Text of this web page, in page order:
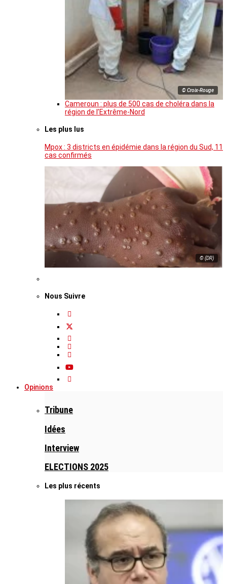
© Croix-Rouge
Cameroun : plus de 500 cas de choléra dans la
région de l’Extrême-Nord
Les plus lus
Mpox : 3 districts en épidémie dans la région du Sud, 11
cas confirmés
© (DR)
Nous Suivre
Opinions
Tribune
Idées
Interview
ELECTIONS 2025
Les plus récents